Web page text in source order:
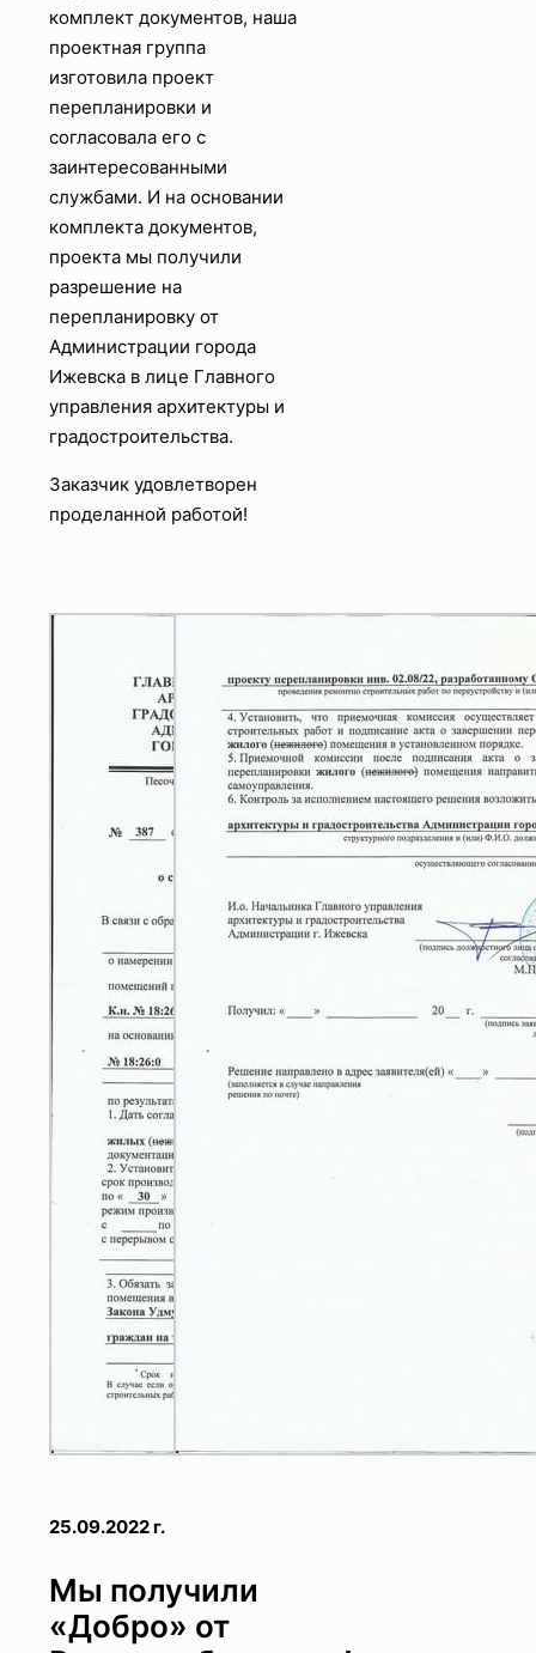
комплект документов, наша
проектная группа
изготовила проект
перепланировки и
согласовала его с
заинтересованными
службами. И на основании
комплекта документов,
проекта мы получили
разрешение на
перепланировку от
Администрации города
Ижевска в лице Главного
управления архитектуры и
градостроительства.
Заказчик удовлетворен
проделанной работой!
25.09.2022 г.
Мы получили
«Добро» от